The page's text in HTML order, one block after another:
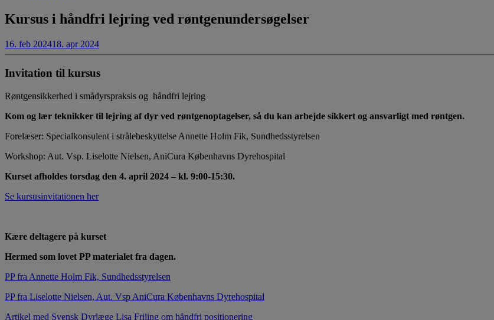
Kursus i håndfri lejring ved røntgenundersøgelser
16. feb 202418. apr 2024
Invitation til kursus
Røntgensikkerhed i smådyrspraksis og håndfri lejring
Kom og lær teknikker til lejring af dyr ved røntgenoptagelser, så du kan arbejde sikkert og ansvarligt med røntgen.
Forelæser: Specialkonsulent i strålebeskyttelse Annette Holm Fik, Sundhedsstyrelsen
Workshop: Aut. Vsp. Liselotte Nielsen, AniCura Københavns Dyrehospital
Kurset afholdes torsdag den 4. april 2024 – kl. 9:00-15:30.
Se kursusinvitationen her
Kære deltagere på kurset
Hermed som lovet PP materialet fra dagen.
PP fra Annette Holm Fik, Sundhedsstyrelsen
PP fra Liselotte Nielsen, Aut. Vsp AniCura Københavns Dyrehospital
Artikel med Svensk Dyrlæge Lisa Friling om håndfri positionering